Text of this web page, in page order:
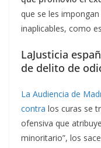
que se les
inaplicables, como
LaJusticia
de delito de
La Audiencia de
contra los curas se
ofensiva que
minoritario”, los